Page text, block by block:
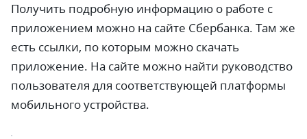
Получить подробную информацию о работе с
приложением можно на сайте Сбербанка. Там же
есть ссылки, по которым можно скачать
приложение. На сайте можно найти руководство
пользователя для соответствующей платформы
мобильного устройства.